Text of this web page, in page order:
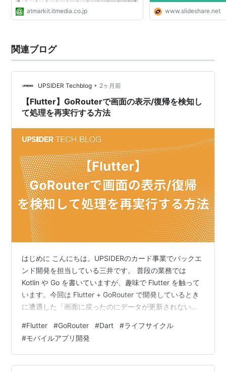
atmarkit.itmedia.co.jp www.slideshare.net
関連ブログ
UPSIDER Techblog • 2ヶ月前
【Flutter】GoRouterで画面の表示/復帰を検知し
て処理を再実行する方法
はじめに こんにちは。UPSIDERのカード事業でバックエ
ンド開発を担当している三井です。 普段の業務では
Kotlin や Go を書いていますが、趣味で Flutter を触って
います。今回は Flutter + GoRouter で開発しているとき
に遭遇した「画面に戻ったのにデータが更新されない」
initState はウィジェットのライフサイクル上一度しか呼
ばれないため、push → pop やタブ切り替えで画面に戻
っても処理が再実行されない GoRouter の
routerDelegate が提供するリスナーを使えば、画面の…
#Flutter #GoRouter #Dart #ライフサイクル
#モバイルアプリ開発